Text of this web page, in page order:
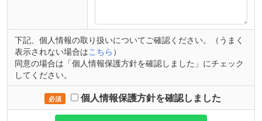
下記、個人情報の取り扱いについてご確認ください。（うまく
表示されない場合はこちら ）
同意の場合は「個人情報保護方針を確認しました」にチェック
してください。
必須 個人情報保護方針を確認しました